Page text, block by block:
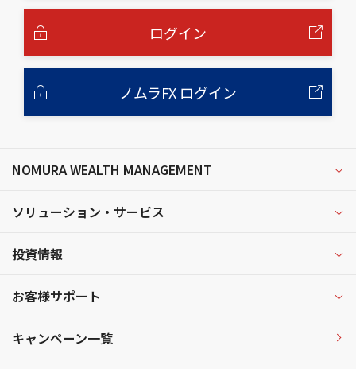
ログイン
ノムラFX ログイン
NOMURA WEALTH MANAGEMENT
ソリューション・サービス
投資情報
お客様サポート
キャンペーン一覧